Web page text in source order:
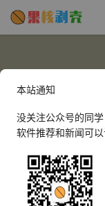
本站通知
没关注公众号的同
软件推荐和新闻可